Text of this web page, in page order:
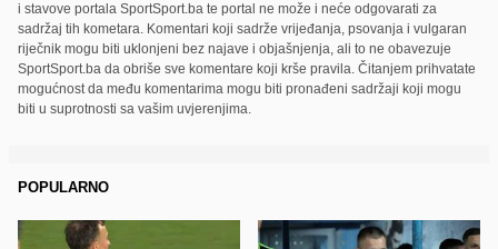
i stavove portala SportSport.ba te portal ne može i neće odgovarati za
sadržaj tih kometara. Komentari koji sadrže vrijeđanja, psovanja i vulgaran
riječnik mogu biti uklonjeni bez najave i objašnjenja, ali to ne obavezuje
SportSport.ba da obriše sve komentare koji krše pravila. Čitanjem prihvatate
mogućnost da među komentarima mogu biti pronađeni sadržaji koji mogu
biti u suprotnosti sa vašim uvjerenjima.
POPULARNO